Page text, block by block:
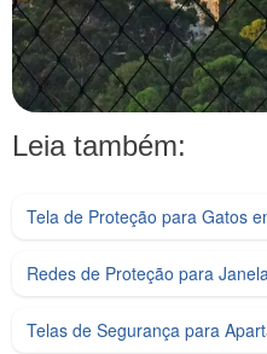
Leia também:
Tela de Proteção para Gatos
Redes de Proteção para
Telas de Segurança para